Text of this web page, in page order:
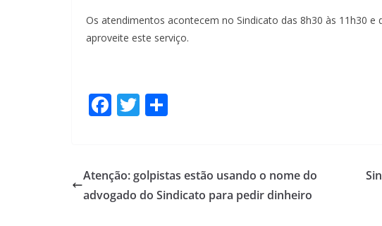
Os atendimentos acontecem no Sindicato das 8h30 às 11h30 e
aproveite este serviço.
F
b
o
T
er e
Atenção: golpistas estão usando o nome do
advogado do Sindicato para pedir dinheiro